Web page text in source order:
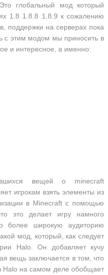
глобальный мод который
1.8 1.8.8 1.8.9 к сожалению
поддержки на серверах пока
с этим модом мы приносить в
и интересное, а именно:
вещей о minecraft
игрокам взять элементы из
в Minecraft с помощью
это делает игру намного
более широкую аудиторию
мод, который, как следует
Halo. Он добавляет кучу
вещь заключается в том, что
Halo на самом деле обобщает